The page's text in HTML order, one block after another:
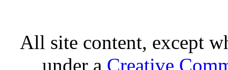
All site content, except
under a Creative